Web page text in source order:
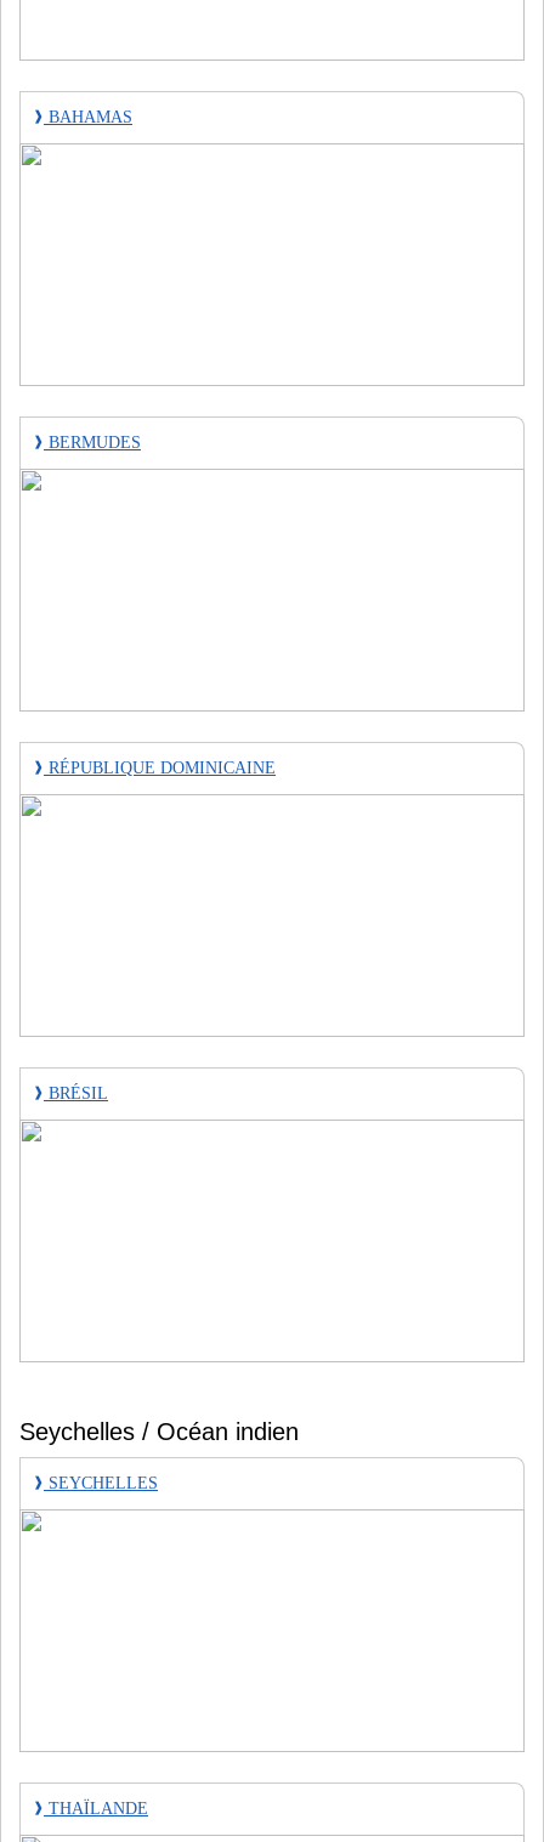
❱ BAHAMAS
❱ BERMUDES
❱ RÉPUBLIQUE DOMINICAINE
❱ BRÉSIL
Seychelles / Océan indien
❱ SEYCHELLES
❱ THAÏLANDE